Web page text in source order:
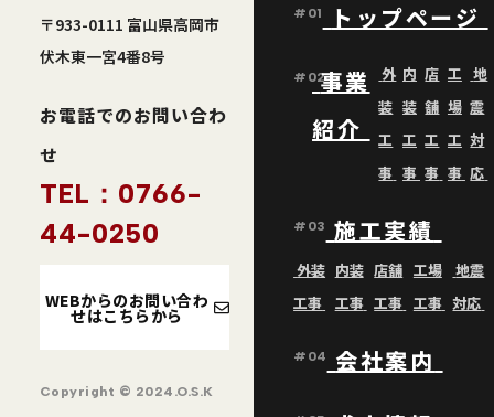
〒933-0111 富山県高岡市
伏木東一宮4番8号
お電話でのお問い合わ
せ
TEL：0766-
44-0250
WEBからのお問い合わ
せはこちらから
Copyright © 2024.O.S.K
#01 トップページ
#02事業
紹介
外
装
工
事
内
装
工
事
店
舗
工
事
工
場
工
事
地
震
対
応
#03 施工実績
外装
工事
内装
工事
店舗
工事
工場
工事
地震
対応
#04 会社案内